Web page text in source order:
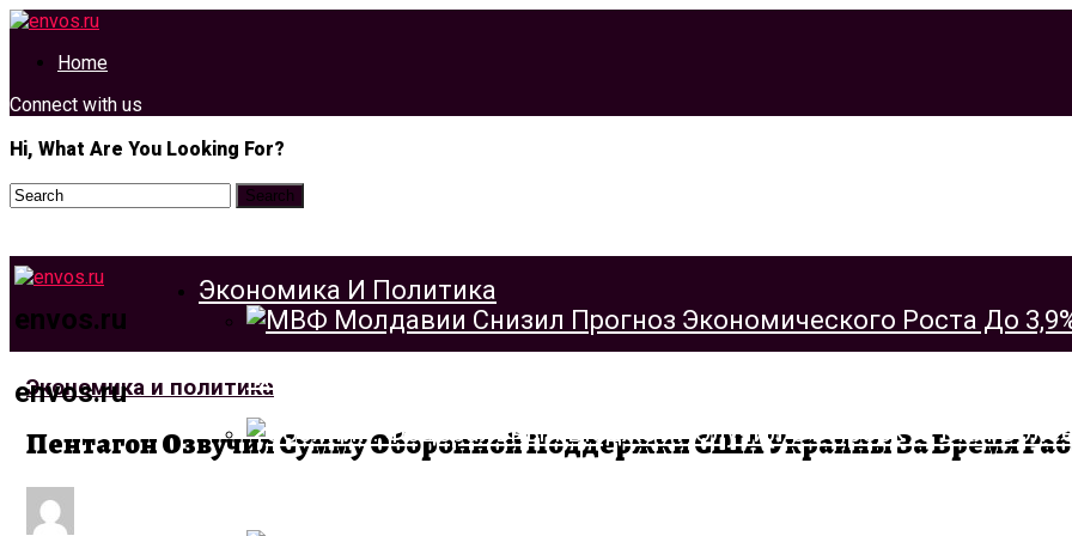
Home
Connect with us
Hi, What Are You Looking For?
envos.ru
envos.ru
Экономика И Политика
МВФ Молдавии Снизил Прогноз Экономического Роста До 3,9%
Экономика и политика
Пентагон Озвучил Сумму Оборонной Поддержки США Украины За Время